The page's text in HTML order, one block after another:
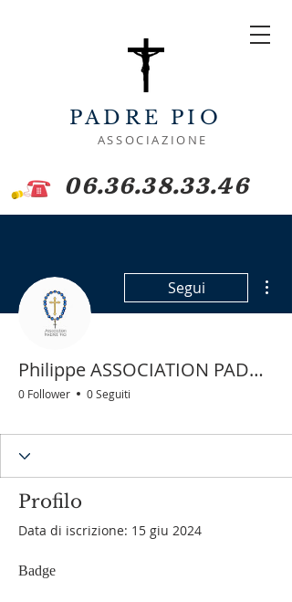
PADRE PIO
ASSOCIAZIONE
06.36.38.33.46
Segui
Philippe ASSOCIATION PADRE PIO
0 Follower
0 Seguiti
Profilo
Data di iscrizione: 15 giu 2024
Badge